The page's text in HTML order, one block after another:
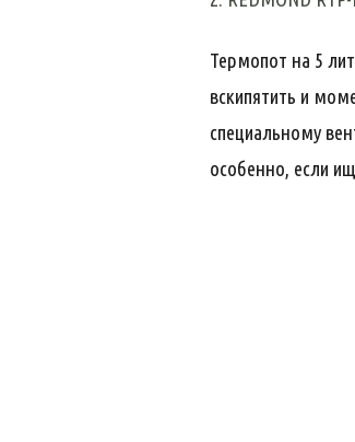
Термопот на 5
вскипятить и
специальному
особенно, если